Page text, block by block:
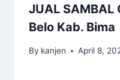
JUAL SAMBAL
Belo Kab. Bima
By kanjen April 8,